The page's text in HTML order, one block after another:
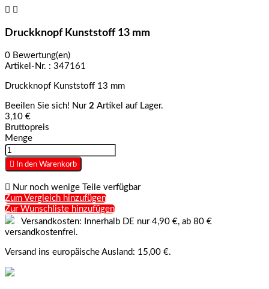
 
Druckknopf Kunststoff 13 mm
0 Bewertung(en)
Artikel-Nr. : 347161
Druckknopf Kunststoff 13 mm
Beeilen Sie sich! Nur 2 Artikel auf Lager.
3,10 €
Bruttopreis
Menge
 In den Warenkorb
 Nur noch wenige Teile verfügbar
Zum Vergleich hinzufügen
Zur Wunschliste hinzufügen
Versandkosten: Innerhalb DE nur 4,90 €, ab 80 €
versandkostenfrei.
Versand ins europäische Ausland: 15,00 €.